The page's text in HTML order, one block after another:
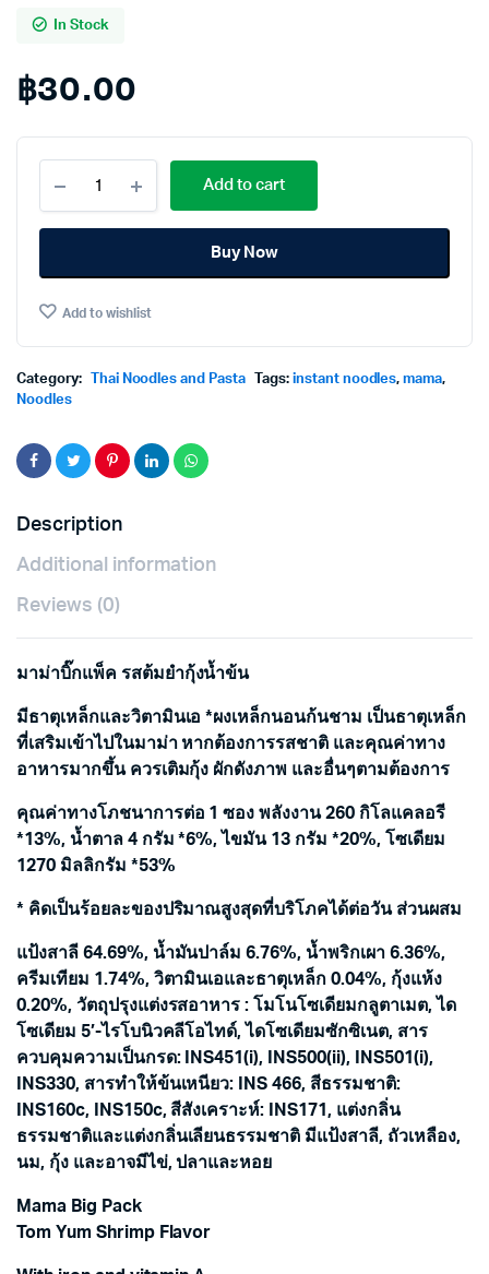
In Stock
฿30.00
Instant
Noodles
Shrimp
Tom
Big
มา
สำเร็จ
รู
แพค
ต้มยำ
น้ำ
quantity
Add to cart
Buy Now
Add to wishlist
Category: Thai Noodles and Pasta Tags: instant noodles,mama,
Noodles
Description
Additional information
Reviews (0)
มาม่าบิ๊กแพ็ค รสต้มยำกุ้งน้ำข้น
มีธาตุเหล็กและวิตามินเอ *ผงเหล็กนอนก้นชาม เป็นธาตุเหล็ก
ที่เสริมเข้าไปในมาม่า หากต้องการรสชาติ และคุณค่าทาง
อาหารมากขึ้น ควรเติมกุ้ง ผักดังภาพ และอื่นๆตามต้องการ
คุณค่าทางโภชนาการต่อ 1 ซอง พลังงาน 260 กิโลแคลอรี
*13%, น้ำตาล 4 กรัม *6%, ไขมัน 13 กรัม *20%, โซเดียม
1270 มิลลิกรัม *53%
* คิดเป็นร้อยละของปริมาณสูงสุดที่บริโภคได้ต่อวัน ส่วนผสม
แป้งสาลี 64.69%, น้ำมันปาล์ม 6.76%, น้ำพริกเผา 6.36%,
ครีมเทียม 1.74%, วิตามินเอและธาตุเหล็ก 0.04%, กุ้งแห้ง
0.20%, วัตถุปรุงแต่งรสอาหาร : โมโนโซเดียมกลูตาเมต, ได
โซเดียม 5′-ไรโบนิวคลีโอไทด์, ไดโซเดียมซักซิเนต, สาร
ควบคุมความเป็นกรด: INS451(i), INS500(ii), INS501(i),
INS330, สารทำให้ข้นเหนียว: INS 466, สีธรรมชาติ:
INS160c, INS150c, สีสังเคราะห์: INS171, แต่งกลิ่น
ธรรมชาติและแต่งกลิ่นเลียนธรรมชาติ มีแป้งสาลี, ถัวเหลือง,
นม, กุ้ง และอาจมีไข่, ปลาและหอย
Mama Big Pack
Tom Yum Shrimp Flavor